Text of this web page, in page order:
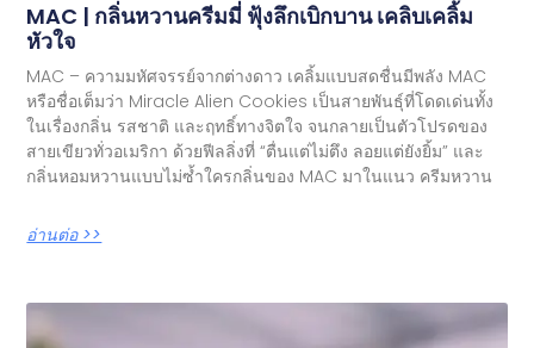
MAC | กลิ่นหวานครีมมี่ ฟุ้งลึกเบิกบาน เคลิบเคลิ้ม
หัวใจ
MAC – ความมหัศจรรย์จากต่างดาว เคลิ้มแบบสดชื่นมีพลัง MAC
หรือชื่อเต็มว่า Miracle Alien Cookies เป็นสายพันธุ์ที่โดดเด่นทั้ง
ในเรื่องกลิ่น รสชาติ และฤทธิ์ทางจิตใจ จนกลายเป็นตัวโปรดของ
สายเขียวทั่วอเมริกา ด้วยฟีลลิ่งที่ “ตื่นแต่ไม่ตึง ลอยแต่ยังยิ้ม” และ
กลิ่นหอมหวานแบบไม่ซ้ำใครกลิ่นของ MAC มาในแนว ครีมหวาน
อ่านต่อ >>